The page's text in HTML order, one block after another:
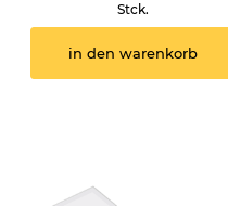
Stck.
in den warenkorb